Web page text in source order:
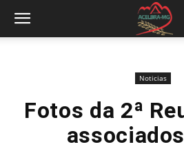
Noticias
Fotos da 2ª